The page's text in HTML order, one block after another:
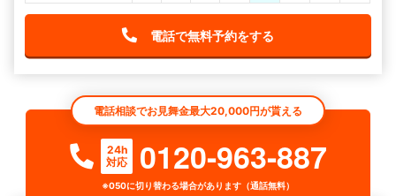
電話で無料予約をする
電話相談でお見舞金最大20,000円が貰える
24h
対応
0120-963-887
※050に切り替わる場合があります（通話無料）